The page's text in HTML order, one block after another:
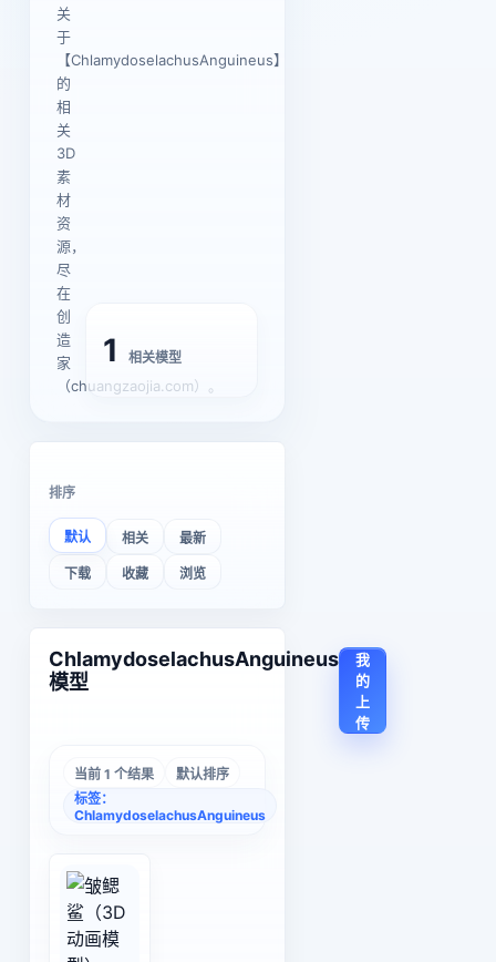
关
于
【ChlamydoselachusAnguineus】
的
相
关
3D
素
材
资
源，
尽
在
创
造
家
（chuangzaojia.com）。
1 相关模型
排序
默认 相关 最新
下载 收藏 浏览
ChlamydoselachusAnguineus
模型
我
的
上
传
当前 1 个结果
默认排序
标签：
ChlamydoselachusAnguineus